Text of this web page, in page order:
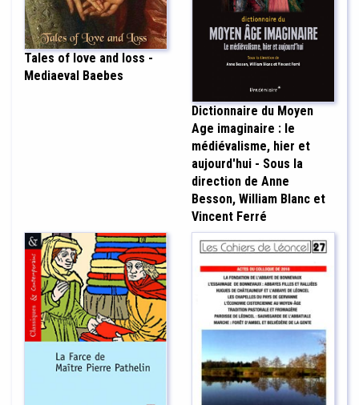
Tales of love and loss -
Mediaeval Baebes
Dictionnaire du Moyen
Age imaginaire : le
médiévalisme, hier et
aujourd'hui - Sous la
direction de Anne
Besson, William Blanc et
Vincent Ferré